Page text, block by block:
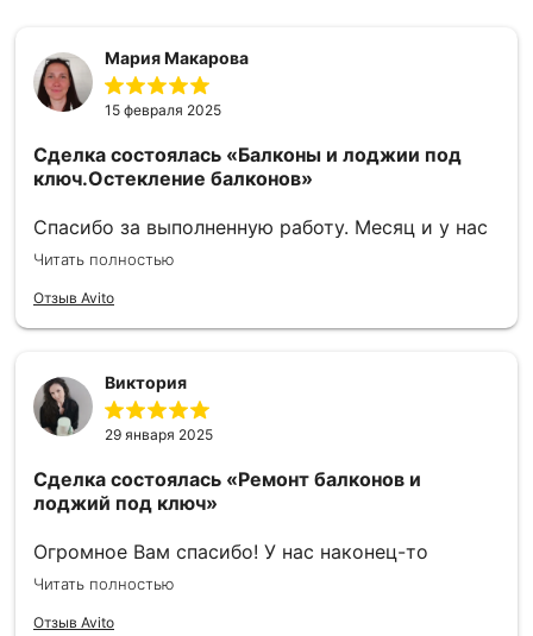
Мария Макарова
15 февраля 2025
Сделка состоялась «Балконы и лоджии под
ключ.Остекление балконов»
Спасибо за выполненную работу. Месяц и у нас
шикарный балкон. Александр приехал в день
обращения рассказал как можно сделать, как
нельзя, сделал смету по видам работ, обозначил
Мастеру Антону отдельное спасибо, очень
аккуратно сделал внутреннюю отделку. Всегда
приезжал вовремя, помог определиться с
Читать полностью
Отзыв Avito
Виктория
29 января 2025
Сделка состоялась «Ремонт балконов и
лоджий под ключ»
Огромное Вам спасибо! У нас наконец-то
красивый балкон! Замерщик приехал на
следующий день после звонка, сразу просчитал
сумму, были учтены все наши пожелания.
Читать полностью
Отзыв Avito